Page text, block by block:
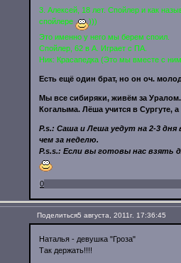
3. Алексей, 18 лет. Спойлер и как
спойлере
)))
Это именно у него мы берем споил.
Спойлер, 62 в А. Играет с ПА.
Ник: Красапедка (Это мы вместе с
Есть ещё один брат, но он оч.
Мы все сибиряки, живём за Уралом.
Когалыма. Лёша учится в Сургуте,
P.s.: Саша и Леша уедут на 2-3
чем за неделю.
P.s.s.: Если вы готовы нас взять
0
Поделиться5 августа, 2011г. 17:36:45
Наталья - девушка "Гроза"
Так держать!!!!